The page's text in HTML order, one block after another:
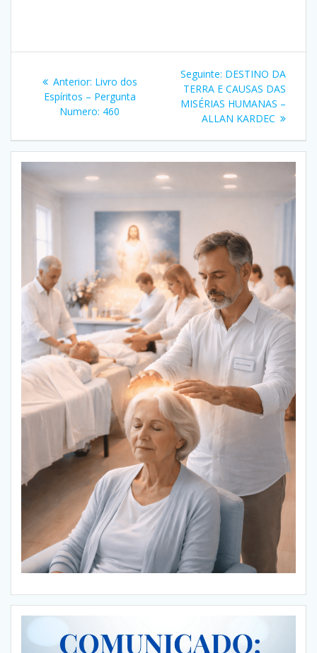
Post
Anterior: Post
anterior:
Livro dos
Espíritos – Pergunta
Numero: 460
Seguinte: Post
seguinte:
DESTINO DA
TERRA E CAUSAS DAS
MISÉRIAS HUMANAS –
ALLAN KARDEC